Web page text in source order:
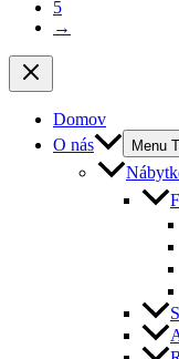
5
→
Domov
O nás
Menu